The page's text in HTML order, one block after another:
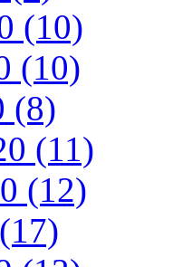
(10)
(10)
(8)
(11)
(12)